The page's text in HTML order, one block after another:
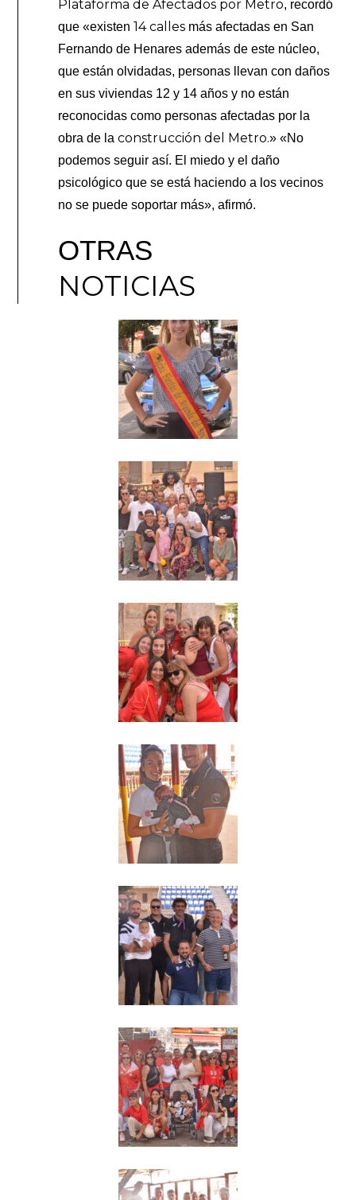
Plataforma de Afectados por Metro, recordó
que «existen 14 calles más afectadas en San
Fernando de Henares además de este núcleo,
que están olvidadas, personas llevan con daños
en sus viviendas 12 y 14 años y no están
reconocidas como personas afectadas por la
obra de laconstrucción del Metro.» «No
podemos seguir así. El miedo y el daño
psicológico que se está haciendo a los vecinos
no se puede soportar más», afirmó.
OTRAS
NOTICIAS